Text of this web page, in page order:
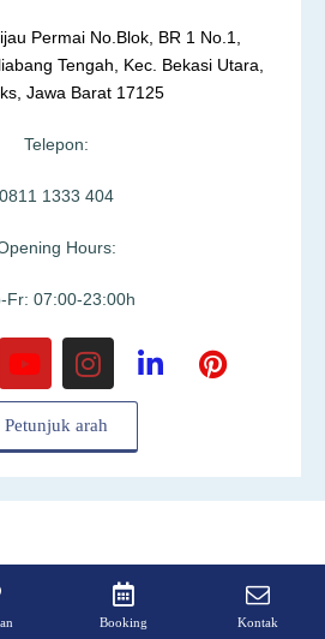
Permai No.Blok, BR 1 No.1,
Tengah, Kec. Bekasi Utara,
Jawa Barat 17125
Telepon:
0811 1333 404
Hours:
Fr: 07:00-23:00h
Petunjuk arah
Booking Kontak